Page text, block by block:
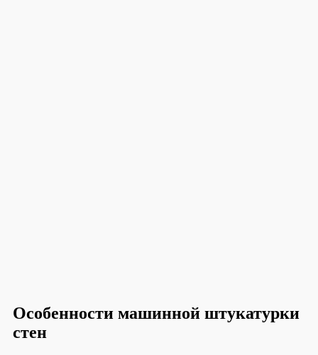
Особенности машинной штукатурки
стен